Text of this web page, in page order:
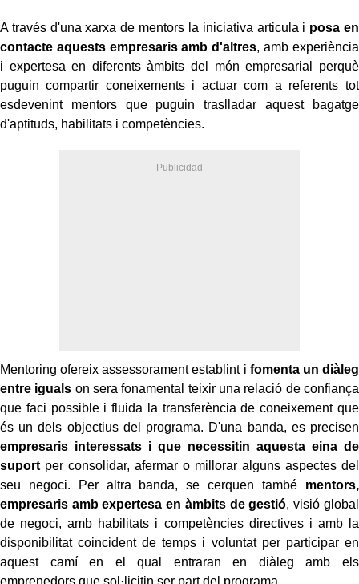
A través d'una xarxa de mentors la iniciativa articula i posa en
contacte aquests empresaris amb d'altres, amb experiència
i expertesa en diferents àmbits del món empresarial perquè
puguin compartir coneixements i actuar com a referents tot
esdevenint mentors que puguin traslladar aquest bagatge
d'aptituds, habilitats i competències.
Mentoring ofereix assessorament establint i fomenta un diàleg
entre iguals on sera fonamental teixir una relació de confiança
que faci possible i fluida la transferència de coneixement que
és un dels objectius del programa. D'una banda, es precisen
empresaris interessats i que necessitin aquesta eina de
suport per consolidar, afermar o millorar alguns aspectes del
seu negoci. Per altra banda, se cerquen també mentors,
empresaris amb expertesa en àmbits de gestió, visió global
de negoci, amb habilitats i competències directives i amb la
disponibilitat coincident de temps i voluntat per participar en
aquest camí en el qual entraran en diàleg amb els
emprenedors que sol·licitin ser part del programa.